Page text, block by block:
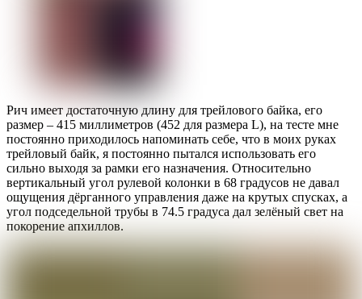
Рич имеет достаточную длину для трейлового байка, его
размер – 415 миллиметров (452 для размера L), на тесте мне
постоянно приходилось напоминать себе, что в моих руках
трейловый байк, я постоянно пытался использовать его
сильно выходя за рамки его назначения. Относительно
вертикальный угол рулевой колонки в 68 градусов не давал
ощущения дёрганного управления даже на крутых спусках, а
угол подседельной трубы в 74.5 градуса дал зелёный свет на
покорение апхиллов.